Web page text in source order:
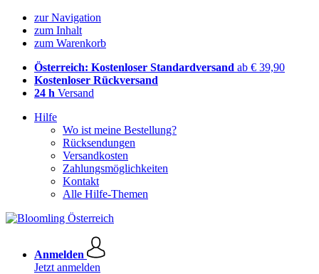
zur Navigation
zum Inhalt
zum Warenkorb
Österreich: Kostenloser Standardversand ab € 39,90
Kostenloser Rückversand
24 h Versand
Hilfe
Wo ist meine Bestellung?
Rücksendungen
Versandkosten
Zahlungsmöglichkeiten
Kontakt
Alle Hilfe-Themen
Anmelden
Jetzt anmelden